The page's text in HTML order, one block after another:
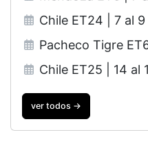
Chile ET24 | 7 al
Pacheco Tigre
Chile ET25 | 14 al
ver todos →